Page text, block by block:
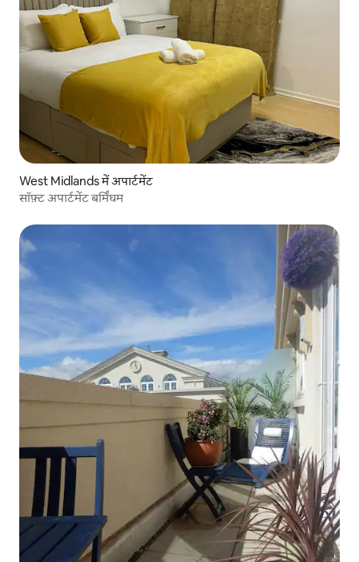
West Midlands में अपार्टमेंट
सॉफ़्ट अपार्टमेंट बर्मिंघम